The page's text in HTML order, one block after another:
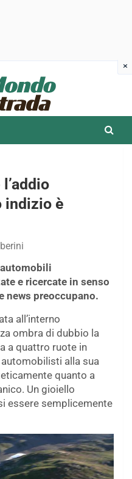
indizio è
e ricercate in senso
news preoccupano.
all’interno
ombra di dubbio la
a quattro ruote in
alla sua
quanto a
Un gioiello
essere semplicemente